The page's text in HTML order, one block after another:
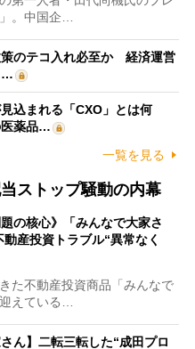
。中国企…
のテコ入れ必至か 経済運営
…
込まれる「CXO」とは何
薬品…
一覧を見る
ストップ騒動の内幕
題の核心》「みんなで大家さ
産投資トラブル“異常なく
た不動産投資商品「みんなで
えている…
ん】二転三転した“成田プロ